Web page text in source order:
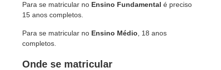
Para se matricular no Ensino Fundamental é preciso
15 anos completos.
Para se matricular no Ensino Médio , 18 anos
completos.
Onde se matricular